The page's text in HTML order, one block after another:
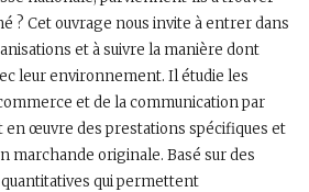
? Cet ouvrage nous invite à entrer dans
et à suivre la manière dont
leur environnement. Il étudie les
et de la communication par
œuvre des prestations spécifiques et
marchande originale. Basé sur des
qui permettent